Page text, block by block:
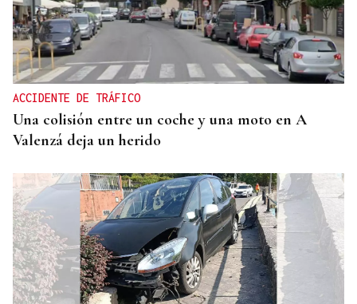
ACCIDENTE DE TRÁFICO
Una colisión entre un coche y una moto en A
Valenzá deja un herido